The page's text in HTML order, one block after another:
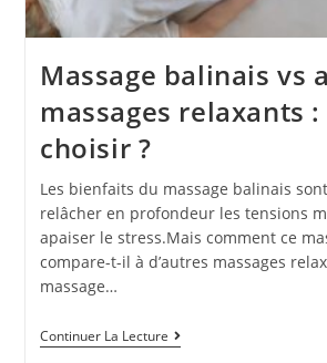
Massage balinais vs
massages relaxants
choisir ?
Les bienfaits du massage balinais
relâcher en profondeur les tensions
apaiser le stress.Mais comment ce
compare-t-il à d’autres massages
massage…
Continuer La Lecture